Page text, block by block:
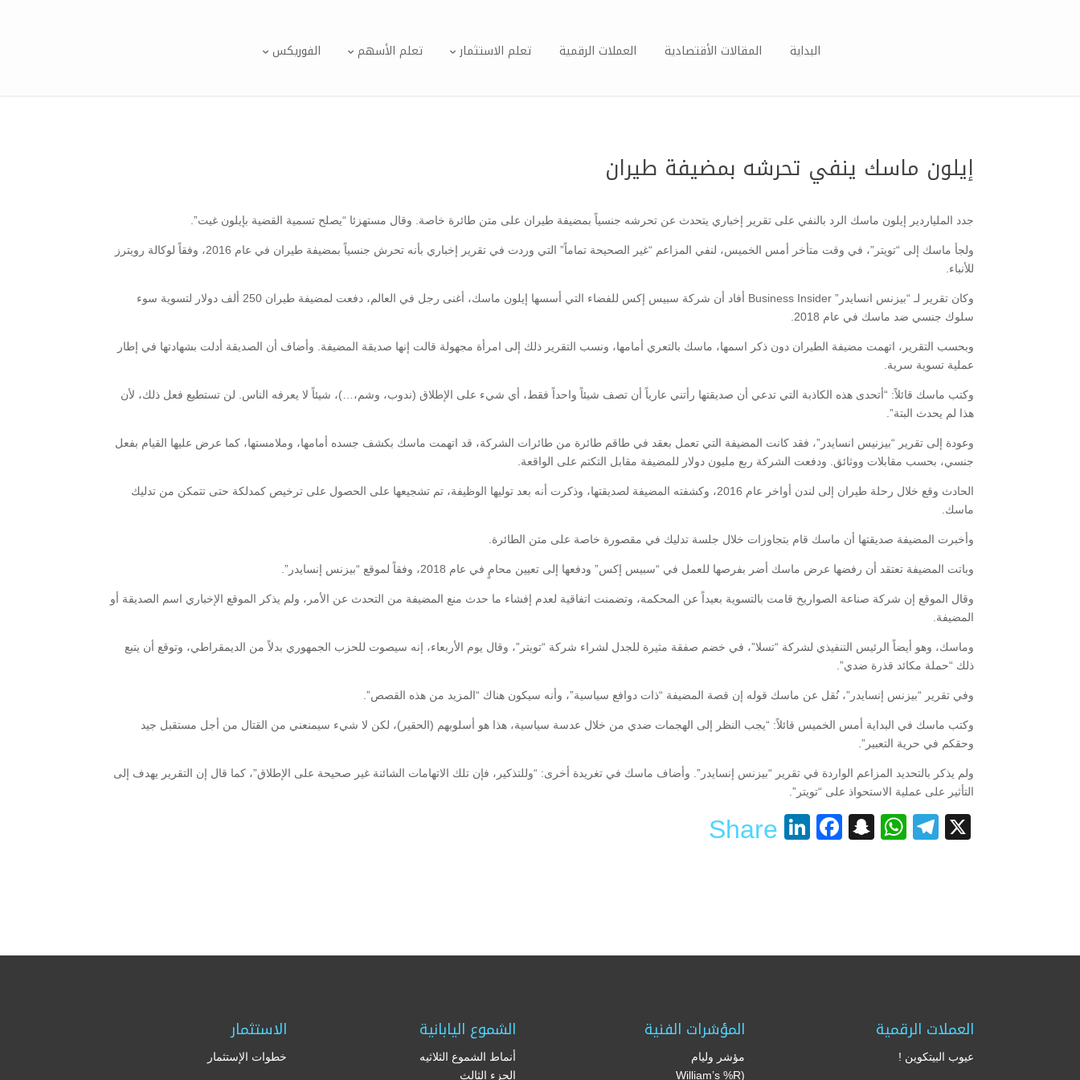
البداية المقالات الأقتصادية العملات الرقمية تعلم الاستثمار تعلم الأسهم الفوريكس
إيلون ماسك ينفي تحرشه بمضيفة طيران
جدد الملياردير إيلون ماسك الرد بالنفي على تقرير إخباري يتحدث عن تحرشه جنسياً بمضيفة طيران على متن طائرة خاصة. وقال مستهزئا “يصلح تسمية القضية بإيلون غيت”.
ولجأ ماسك إلى “تويتر”، في وقت متأخر أمس الخميس، لنفي المزاعم “غير الصحيحة تماماً” التي وردت في تقرير إخباري بأنه تحرش جنسياً بمضيفة طيران في عام 2016، وفقاً لوكالة رويترز
للأنباء.
وكان تقرير لـ “بيزنس انسايدر” Business Insider أفاد أن شركة سبيس إكس للفضاء التي أسسها إيلون ماسك، أغنى رجل في العالم، دفعت لمضيفة طيران 250 ألف دولار لتسوية سوء
سلوك جنسي ضد ماسك في عام 2018.
وبحسب التقرير، اتهمت مضيفة الطيران دون ذكر اسمها، ماسك بالتعري أمامها، ونسب التقرير ذلك إلى امرأة مجهولة قالت إنها صديقة المضيفة. وأضاف أن الصديقة أدلت بشهادتها في إطار
عملية تسوية سرية.
وكتب ماسك قائلاً: “أتحدى هذه الكاذبة التي تدعي أن صديقتها رأتني عارياً أن تصف شيئاً واحداً فقط، أي شيء على الإطلاق (ندوب، وشم،…)، شيئاً لا يعرفه الناس. لن تستطيع فعل ذلك، لأن
هذا لم يحدث البتة”.
وعودة إلى تقرير “بيزنيس انسايدر”، فقد كانت المضيفة التي تعمل بعقد في طاقم طائرة من طائرات الشركة، قد اتهمت ماسك بكشف جسده أمامها، وملامستها، كما عرض عليها القيام بفعل
جنسي، بحسب مقابلات ووثائق. ودفعت الشركة ربع مليون دولار للمضيفة مقابل التكتم على الواقعة.
الحادث وقع خلال رحلة طيران إلى لندن أواخر عام 2016، وكشفته المضيفة لصديقتها، وذكرت أنه بعد توليها الوظيفة، تم تشجيعها على الحصول على ترخيص كمدلكة حتى تتمكن من تدليك
ماسك.
وأخبرت المضيفة صديقتها أن ماسك قام بتجاوزات خلال جلسة تدليك في مقصورة خاصة على متن الطائرة.
وباتت المضيفة تعتقد أن رفضها عرض ماسك أضر بفرصها للعمل في “سبيس إكس” ودفعها إلى تعيين محامٍ في عام 2018، وفقاً لموقع “بيزنس إنسايدر”.
وقال الموقع إن شركة صناعة الصواريخ قامت بالتسوية بعيداً عن المحكمة، وتضمنت اتفاقية لعدم إفشاء ما حدث منع المضيفة من التحدث عن الأمر، ولم يذكر الموقع الإخباري اسم الصديقة أو
المضيفة.
وماسك، وهو أيضاً الرئيس التنفيذي لشركة “تسلا”، في خضم صفقة مثيرة للجدل لشراء شركة “تويتر”، وقال يوم الأربعاء، إنه سيصوت للحزب الجمهوري بدلاً من الديمقراطي، وتوقع أن يتبع
ذلك “حملة مكائد قذرة ضدي”.
وفي تقرير “بيزنس إنسايدر”، نُقل عن ماسك قوله إن قصة المضيفة “ذات دوافع سياسية”، وأنه سيكون هناك “المزيد من هذه القصص”.
وكتب ماسك في البداية أمس الخميس قائلاً: “يجب النظر إلى الهجمات ضدي من خلال عدسة سياسية، هذا هو أسلوبهم (الحقير)، لكن لا شيء سيمنعني من القتال من أجل مستقبل جيد
وحقكم في حرية التعبير”.
ولم يذكر بالتحديد المزاعم الواردة في تقرير “بيزنس إنسايدر”. وأضاف ماسك في تغريدة أخرى: “وللتذكير، فإن تلك الاتهامات الشائنة غير صحيحة على الإطلاق”، كما قال إن التقرير يهدف إلى
التأثير على عملية الاستحواذ على “تويتر”.
X
Telegram
WhatsApp
Snapchat
Facebook
LinkedIn
Share
العملات الرقمية
عيوب البيتكوين !
المؤشرات الفنية
مؤشر وليام
(William’s %R
الشموع اليابانية
أنماط الشموع الثلاثيه
الجزء الثالث
الاستثمار
خطوات الإستثمار